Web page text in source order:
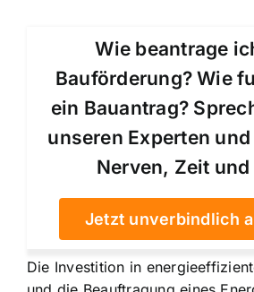
Wie beantrage
Bauförderung? Wie
ein Bauantrag?
unseren Experten
Nerven, Zeit und
Jetzt unverbindlich
Die Investition in